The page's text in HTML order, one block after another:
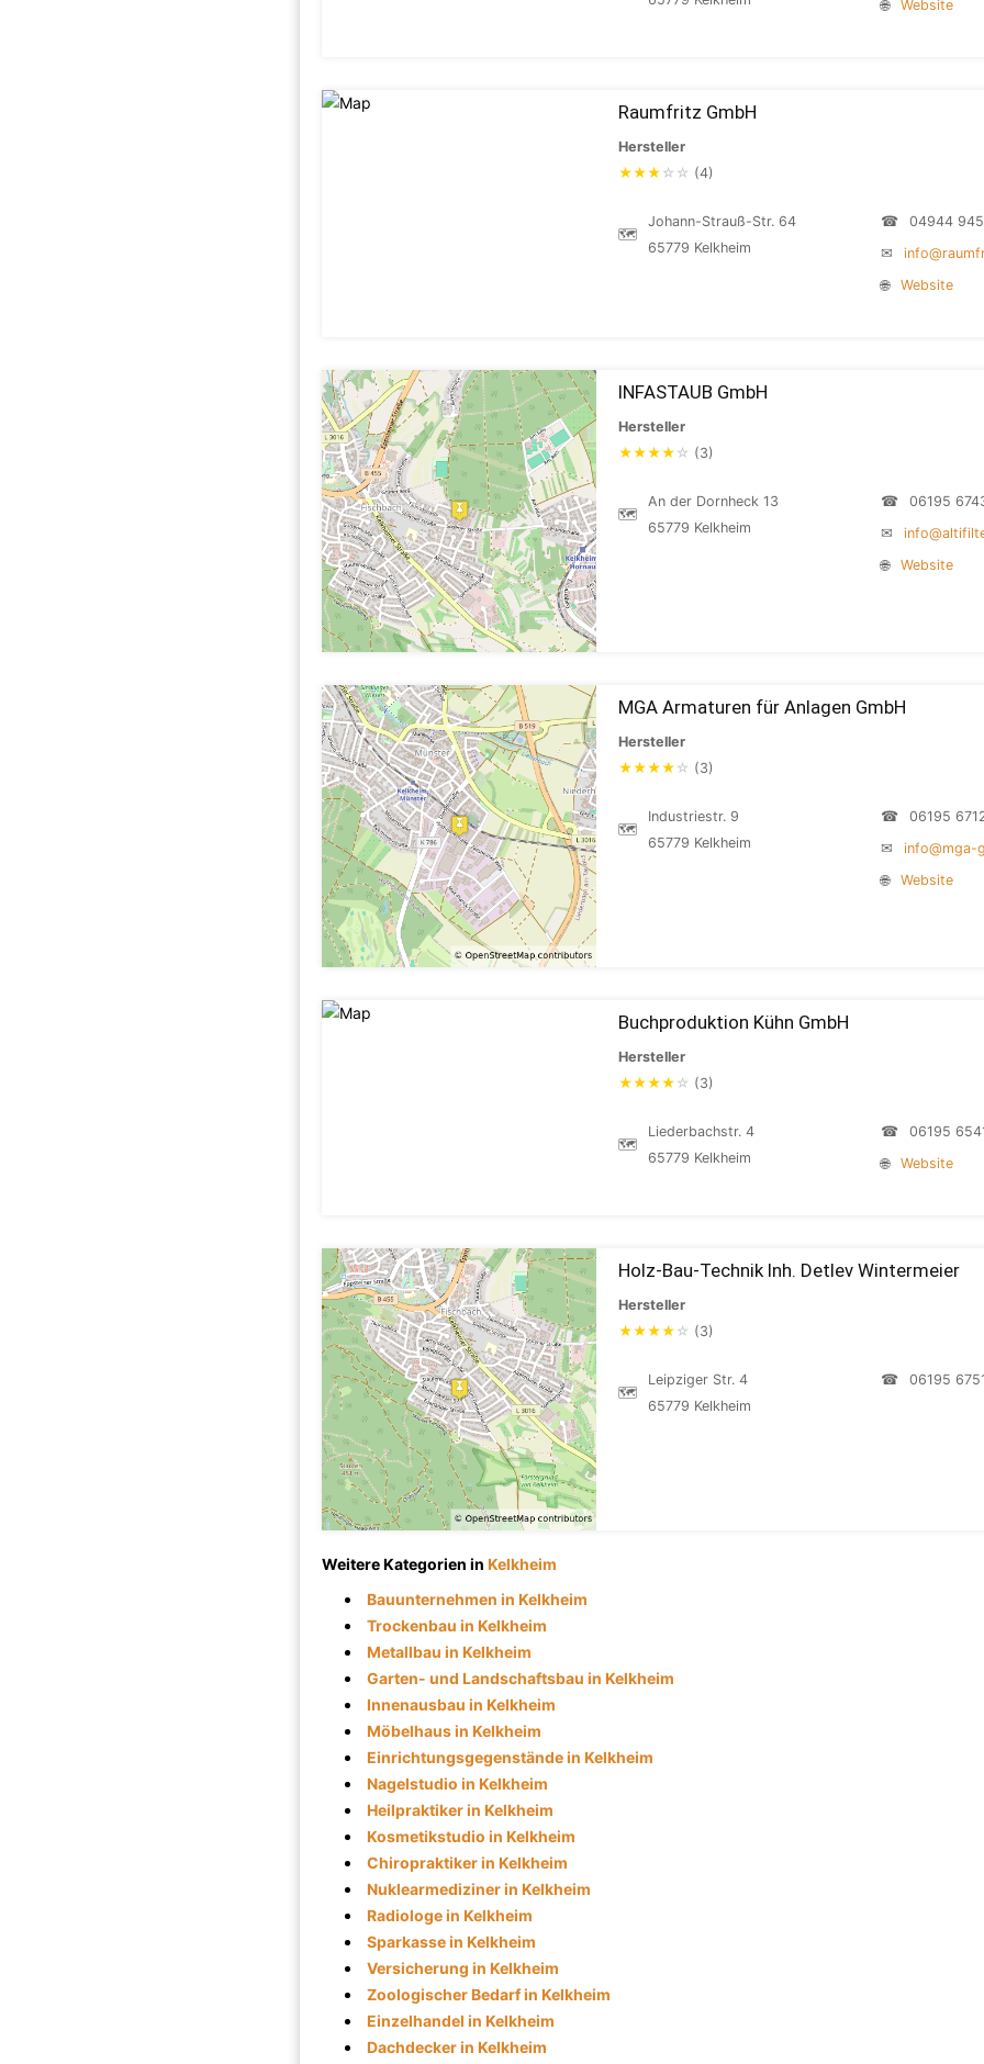
🌐
Website
Raumfritz GmbH
Hersteller
★★★ ☆ ☆ (4)
🗺
Johann-Strauß-Str. 64
65779 Kelkheim
☎
04944
✉
🌐
Website
INFASTAUB GmbH
Hersteller
★★★★ ☆ (3)
🗺
An der Dornheck 13
65779 Kelkheim
☎
06195
✉
🌐
Website
MGA Armaturen für Anlagen GmbH
Hersteller
★★★★ ☆ (3)
🗺
Industriestr. 9
65779 Kelkheim
☎
06195
✉
info@mga-
🌐
Website
Buchproduktion Kühn GmbH
Hersteller
★★★★ ☆ (3)
🗺
Liederbachstr. 4
65779 Kelkheim
☎
06195
🌐
Website
Holz-Bau-Technik Inh. Detlev Wintermeier
Hersteller
★★★★ ☆ (3)
🗺
Leipziger Str. 4
65779 Kelkheim
☎ 06195
Weitere Kategorien in Kelkheim
Bauunternehmen in Kelkheim
Trockenbau in Kelkheim
Metallbau in Kelkheim
Garten- und Landschaftsbau in Kelkheim
Innenausbau in Kelkheim
Möbelhaus in Kelkheim
Einrichtungsgegenstände in Kelkheim
Nagelstudio in Kelkheim
Heilpraktiker in Kelkheim
Kosmetikstudio in Kelkheim
Chiropraktiker in Kelkheim
Nuklearmediziner in Kelkheim
Radiologe in Kelkheim
Sparkasse in Kelkheim
Versicherung in Kelkheim
Zoologischer Bedarf in Kelkheim
Einzelhandel in Kelkheim
Dachdecker in Kelkheim